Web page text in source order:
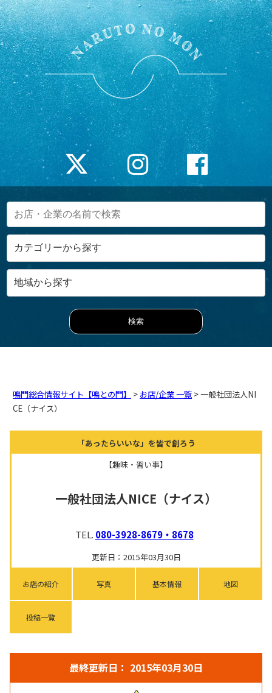
鳴門総合情報サイト【鳴との門】 > お店/企業 一覧 > 一般社団法人NI
CE（ナイス）
「あったらいいな」を皆で創ろう
【趣味・習い事】
一般社団法人NICE（ナイス）
TEL. 080-3928-8679・8678
更新日：2015年03月30日
お店の紹介 写真 基本情報 地図
投稿一覧
最終更新日： 2015年03月30日